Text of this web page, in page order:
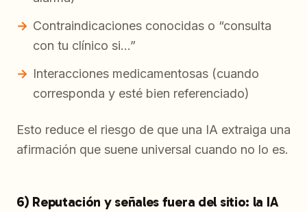
Contraindicaciones conocidas o “consulta
con tu clínico si…”
Interacciones medicamentosas (cuando
corresponda y esté bien referenciado)
Esto reduce el riesgo de que una IA extraiga una
afirmación que suene universal cuando no lo es.
6) Reputación y señales fuera del sitio: la IA